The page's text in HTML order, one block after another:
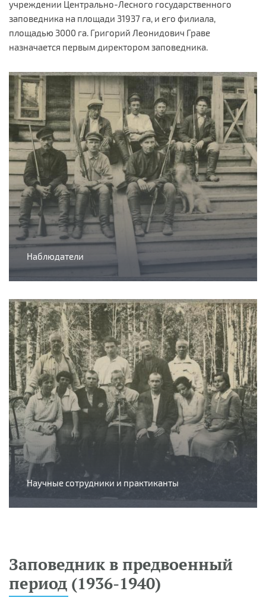
учреждении Центрально-Лесного государственного
заповедника на площади 31937 га, и его филиала,
площадью 3000 га. Григорий Леонидович Граве
назначается первым директором заповедника.
Наблюдатели
Научные сотрудники и практиканты
Заповедник в предвоенный
период (1936-1940)